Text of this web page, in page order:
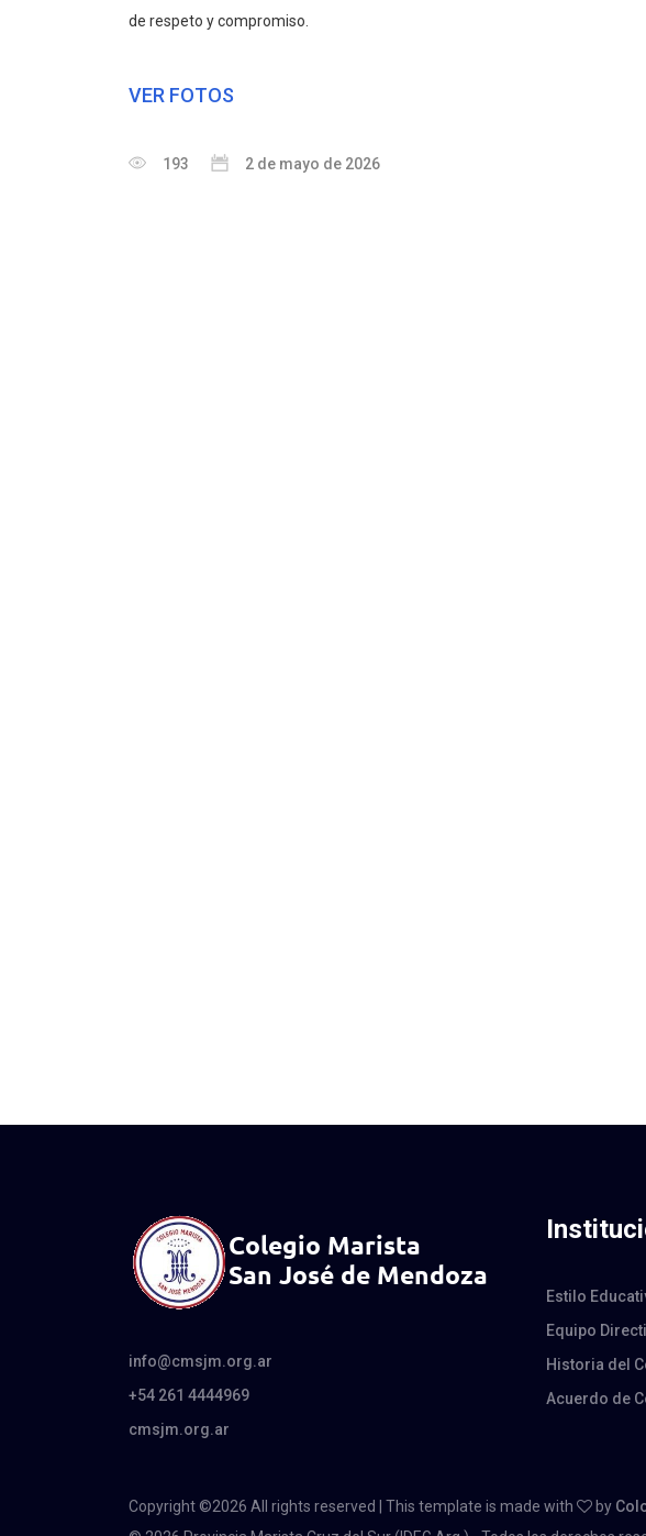
de respeto y compromiso.
VER FOTOS
193 2 de mayo de 2026
info@cmsjm.org.ar
+54 261 4444969
cmsjm.org.ar
Estilo
Equipo
Historia del
Acuerdo de
Copyright ©2026 All rights reserved | This template is made with by